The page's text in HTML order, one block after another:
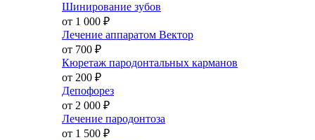
Шинирование зубов
от 1 000 ₽
Лечение аппаратом Вектор
от 700 ₽
Кюретаж пародонтальных карманов
от 200 ₽
Депофорез
от 2 000 ₽
Лечение пародонтоза
от 1 500 ₽